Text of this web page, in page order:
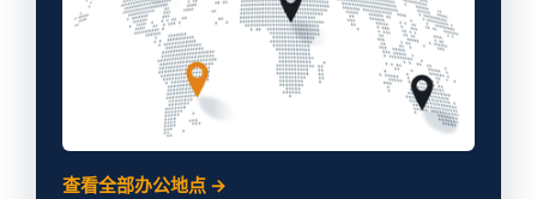
查看全部办公地点 →